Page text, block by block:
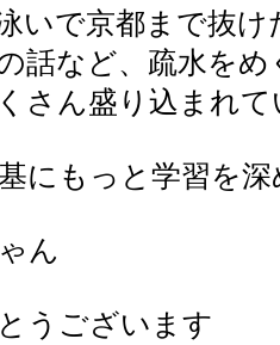
いで京都まで抜
話など、疏水を
さん盛り込まれ
にもっと学習を
ん
うございます